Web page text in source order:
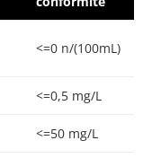
<=0 n/(100mL)
<=0,5 mg/L
<=50 mg/L